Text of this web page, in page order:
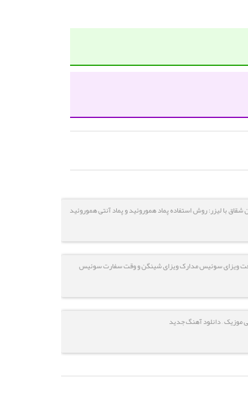
شقاق با لیزر: روش استفاده پماد هموروئید و پماد آنتی هموروئید
ویزای سوئیس مدارک ویزای شینگن و وقت سفارت سوئیس
موزیک – دانلود آهنگ جدید